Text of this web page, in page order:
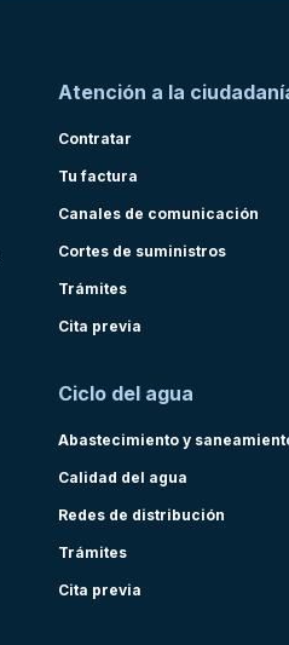
Atención a la
Contratar
Tu factura
Canales de comunicación
Cortes de suministros
Trámites
Cita previa
Ciclo del agua
Abastecimiento y
Calidad del agua
Redes de distribución
Trámites
Cita previa